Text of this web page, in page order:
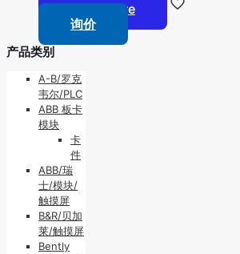
Read more
询价
产品类别
A-B/罗克
韦尔/PLC
ABB 板卡
模块
卡
件
ABB/瑞
士/模块/
触摸屏
B&R/贝加
莱/触摸屏
Bently